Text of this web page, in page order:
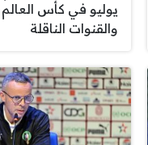
والقنوات الناقلة